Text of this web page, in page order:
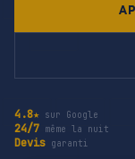
4.8★ sur Google
24/7 même la nuit
Devis garanti